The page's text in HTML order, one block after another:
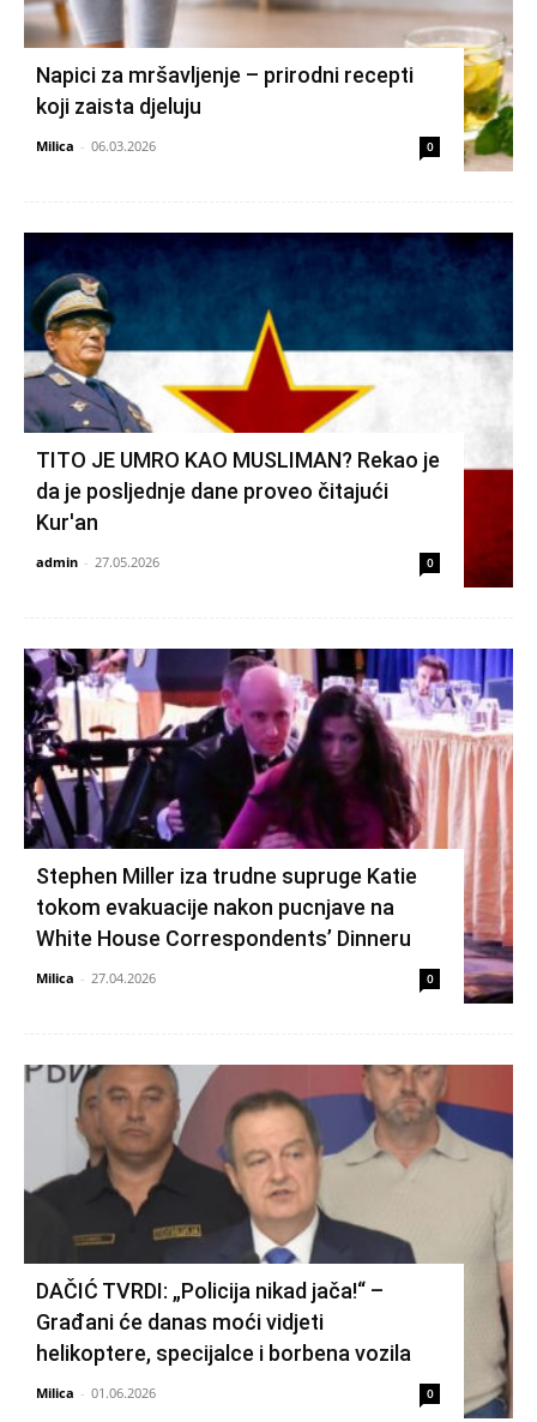
Napici za mršavljenje – prirodni recepti
koji zaista djeluju
Milica - 06.03.2026 0
TITO JE UMRO KAO MUSLIMAN? Rekao je
da je posljednje dane proveo čitajući
Kur'an
admin - 27.05.2026 0
Stephen Miller iza trudne supruge Katie
tokom evakuacije nakon pucnjave na
White House Correspondents’ Dinneru
Milica - 27.04.2026 0
DAČIĆ TVRDI: „Policija nikad jača!“ –
Građani će danas moći vidjeti
helikoptere, specijalce i borbena vozila
Milica - 01.06.2026 0